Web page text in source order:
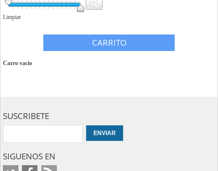
Limpiar
CARRITO
Carro vacío
SUSCRIBETE
SIGUENOS EN